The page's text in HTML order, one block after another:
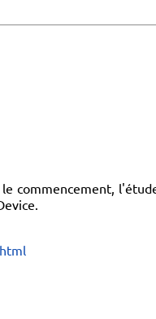
commencement,